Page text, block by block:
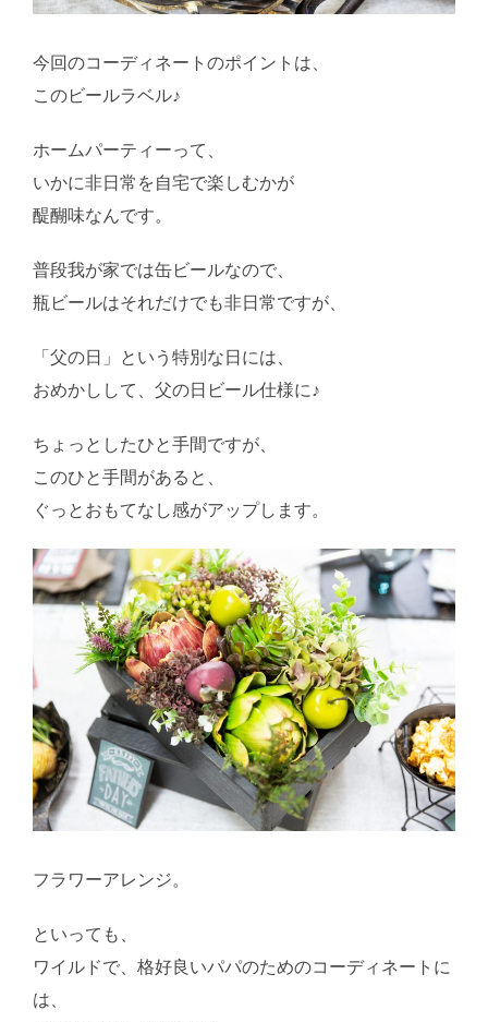
今回のコーディネートのポイントは、
このビールラベル♪
ホームパーティーって、
いかに非日常を自宅で楽しむかが
醍醐味なんです。
普段我が家では缶ビールなので、
瓶ビールはそれだけでも非日常ですが、
「父の日」という特別な日には、
おめかしして、父の日ビール仕様に♪
ちょっとしたひと手間ですが、
このひと手間があると、
ぐっとおもてなし感がアップします。
フラワーアレンジ。
といっても、
ワイルドで、格好良いパパのためのコーディネートに
は、